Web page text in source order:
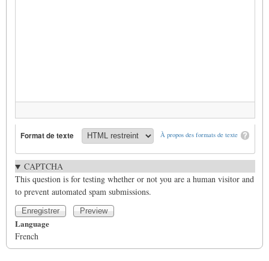
À propos des formats de texte
Format de texte
CAPTCHA
This question is for testing whether or not you are a human visitor and
to prevent automated spam submissions.
Language
French